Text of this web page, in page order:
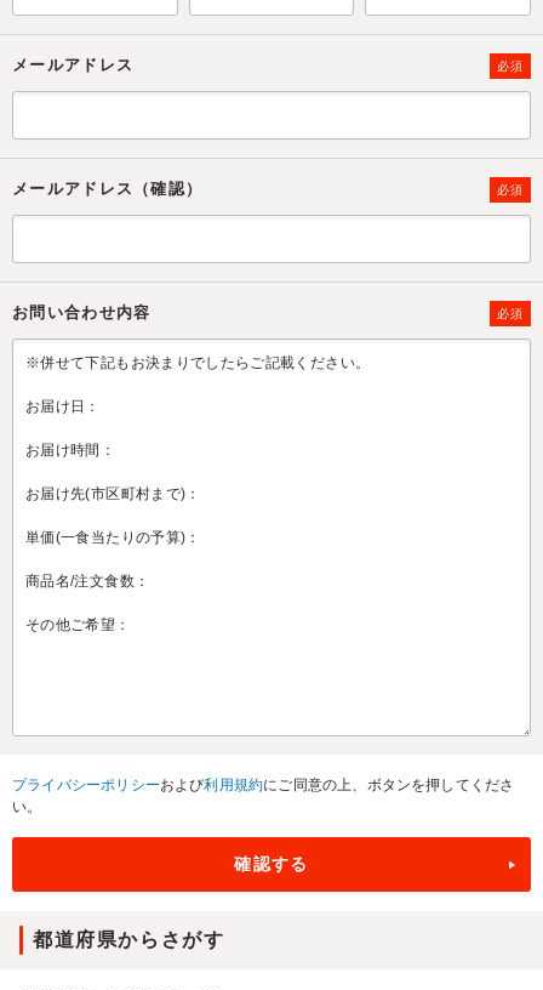
メールアドレス 必須
メールアドレス（確認） 必須
お問い合わせ内容 必須
プライバシーポリシーおよび利用規約にご同意の上、ボタンを押してくださ
い。
都道府県からさがす